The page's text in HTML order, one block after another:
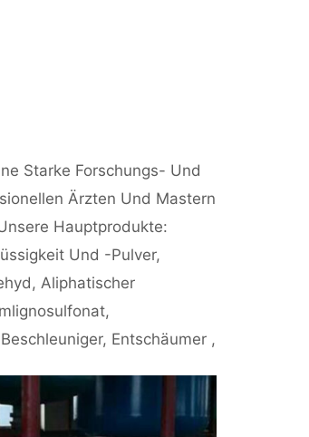
Starke Forschungs- Und
Ärzten Und Mastern
Hauptprodukte:
Und -pulver,
Aliphatischer
Entschäumer ,